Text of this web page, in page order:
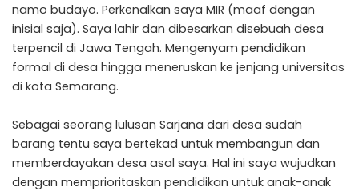
namo budayo. Perkenalkan saya MIR (maaf dengan
inisial saja). Saya lahir dan dibesarkan disebuah desa
terpencil di Jawa Tengah. Mengenyam pendidikan
formal di desa hingga meneruskan ke jenjang universitas
di kota Semarang.
Sebagai seorang lulusan Sarjana dari desa sudah
barang tentu saya bertekad untuk membangun dan
memberdayakan desa asal saya. Hal ini saya wujudkan
dengan memprioritaskan pendidikan untuk anak-anak